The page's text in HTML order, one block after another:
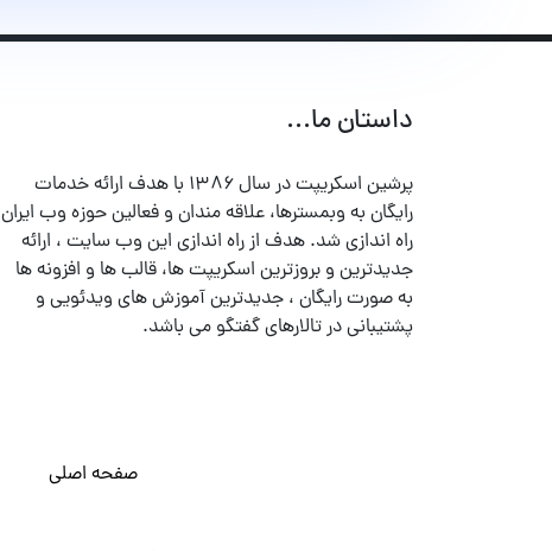
داستان ما...
پرشین اسکریپت در سال ۱۳۸۶ با هدف ارائه خدمات
رایگان به وبمسترها، علاقه مندان و فعالین حوزه وب ایران
راه اندازی شد. هدف از راه اندازی این وب سایت ، ارائه
جدیدترین و بروزترین اسکریپت ها، قالب ها و افزونه ها
به صورت رایگان ، جدیدترین آموزش های ویدئویی و
پشتیبانی در تالارهای گفتگو می باشد.
صفحه اصلی